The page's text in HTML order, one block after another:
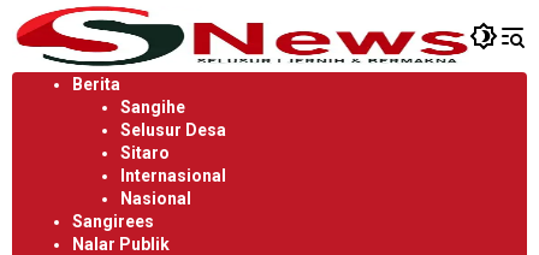
Langsung
ke
konten
Berita
Sangihe
Selusur Desa
Sitaro
Internasional
Nasional
Sangirees
Nalar Publik